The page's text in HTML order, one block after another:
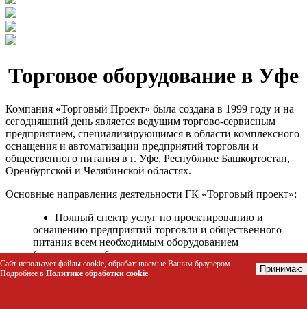
Торговое оборудование в Уфе
Компания «Торговый Проект» была создана в 1999 году и на
сегодняшний день является ведущим торгово-сервисным
предприятием, специализирующимся в области комплексного
оснащения и автоматизации предприятий торговли и
общественного питания в г. Уфе, Республике Башкортостан,
Оренбургской и Челябинской областях.
Основные направления деятельности ГК «Торговый проект»:
Полный спектр услуг по проектированию и
оснащению предприятий торговли и общественного
питания всем необходимым оборудованием
(холодильное оборудование, технологическое
оборудование, стеллажное оборудование и т.д.);
Автоматизация торговых процессов и внедрения
Сайт использует файлы cookie, обрабатываемые Вашим браузером.
Подробнее в Политике обработки cookie. Принимаю